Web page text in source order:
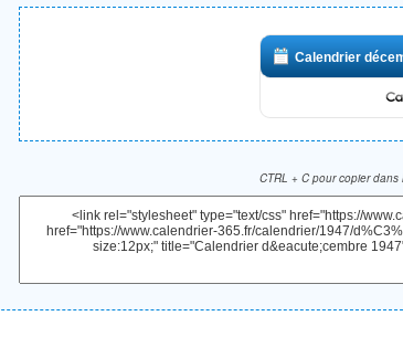
Calendrier
CTRL + C pour copier dans